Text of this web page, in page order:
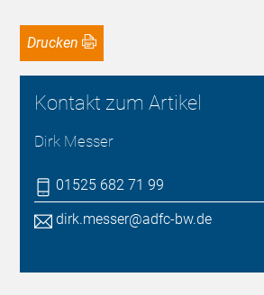
Drucken
Kontakt zum Artikel
Dirk Messer
01525 682 71 99
dirk.messer@adfc-bw.de